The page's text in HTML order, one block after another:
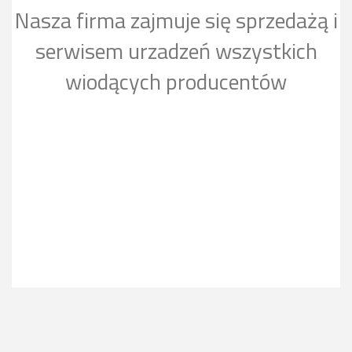
Nasza firma zajmuje się sprzedażą i
serwisem urzadzeń wszystkich
wiodących producentów